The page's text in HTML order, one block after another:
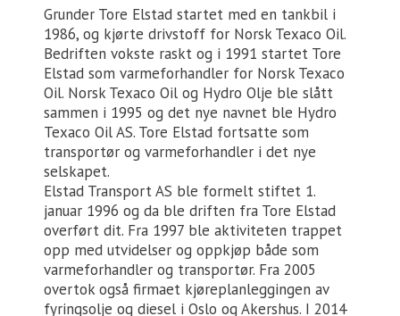
Grunder Tore Elstad startet med en tankbil i
1986, og kjørte drivstoff for Norsk Texaco Oil.
Bedriften vokste raskt og i 1991 startet Tore
Elstad som varmeforhandler for Norsk Texaco
Oil. Norsk Texaco Oil og Hydro Olje ble slått
sammen i 1995 og det nye navnet ble Hydro
Texaco Oil AS. Tore Elstad fortsatte som
transportør og varmeforhandler i det nye
selskapet.
Elstad Transport AS ble formelt stiftet 1.
januar 1996 og da ble driften fra Tore Elstad
overført dit. Fra 1997 ble aktiviteten trappet
opp med utvidelser og oppkjøp både som
varmeforhandler og transportør. Fra 2005
overtok også firmaet kjøreplanleggingen av
fyringsolje og diesel i Oslo og Akershus. I 2014